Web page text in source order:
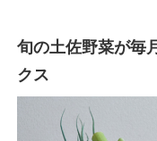
旬の土佐野菜が毎
クス